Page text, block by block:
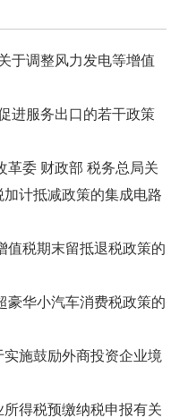
于调整风力发电等增值
进服务出口的若干政策
革委 财政部 税务总局关
计抵减政策的集成电路
值税期末留抵退税政策的
豪华小汽车消费税政策的
施鼓励外商投资企业境
得税预缴纳税申报有关